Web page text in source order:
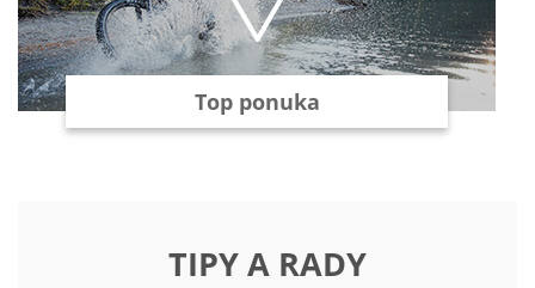
Top ponuka
TIPY A RADY